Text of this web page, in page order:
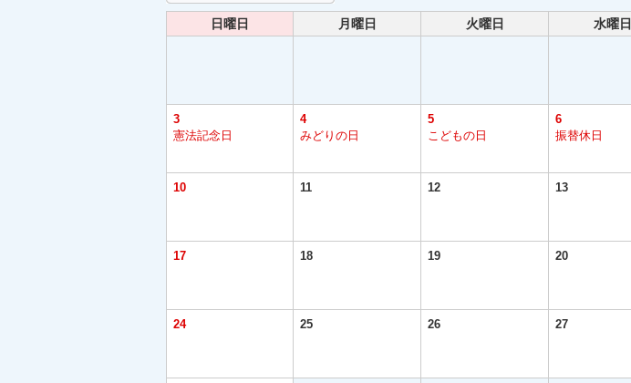
日曜日 月曜日 火曜日 水曜日
3
憲法記念日
4
みどりの日
5
こどもの日
6
振替休日
10 11 12 13
17 18 19 20
24 25 26 27